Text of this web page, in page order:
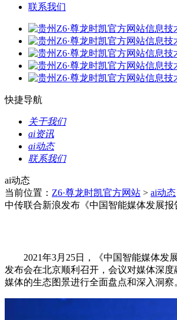
联系我们
快捷导航
关于我们
ai资讯
ai动态
联系我们
ai动态
当前位置： Z6·尊龙时凯官方网站 > ai动态
中传联合新浪发布《中国智能媒体发展报
2021年3月25日，《中国智能媒体发展
发布会在北京顺利召开，会议对媒体深
媒体的生态图景进行全面盘点和深入洞察